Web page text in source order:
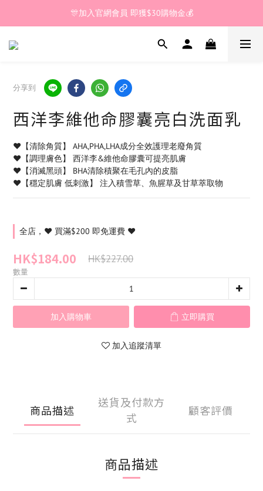
🎊加入官網會員 即獲$30購物金💰
全館滿 $200🚚享免運優惠
🎊加入官網會員 即獲$30購物金💰
分享到
西洋李維他命膠囊亮白洗面乳
❤️【清除角質】 AHA,PHA,LHA成分全效護理老廢角質
❤️【調理膚色】 西洋李&維他命膠囊可提亮肌膚
❤️【消滅黑頭】 BHA清除積聚在毛孔內的皮脂
❤️【穩定肌膚 低刺激】 注入積雪草、魚腥草及甘草萃取物
全店，❤️ 買滿$200 即免運費 ❤️
HK$184.00 HK$227.00
數量
加入購物車 立即購買
加入追蹤清單
商品描述
送貨及付款方
式
顧客評價
商品描述